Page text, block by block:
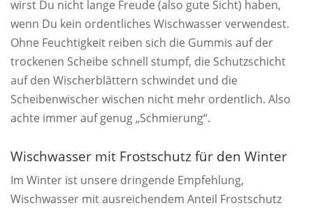
wirst Du nicht lange Freude (also gute Sicht) haben,
wenn Du kein ordentliches Wischwasser verwendest.
Ohne Feuchtigkeit reiben sich die Gummis auf der
trockenen Scheibe schnell stumpf, die Schutzschicht
auf den Wischerblättern schwindet und die
Scheibenwischer wischen nicht mehr ordentlich. Also
achte immer auf genug „Schmierung“.
Wischwasser mit Frostschutz für den Winter
Im Winter ist unsere dringende Empfehlung,
Wischwasser mit ausreichendem Anteil Frostschutz